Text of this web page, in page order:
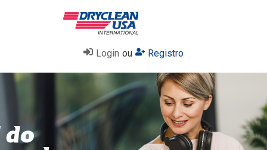
Login ou Registro